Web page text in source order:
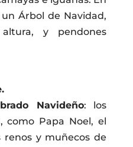
Árbol de Navidad,
y pendones
Navideño: los
como Papa Noel, el
renos y muñecos de